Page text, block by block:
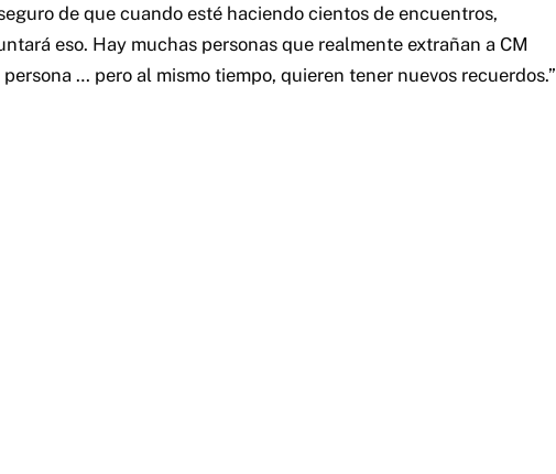
de que cuando esté haciendo cientos de encuentros,
eso. Hay muchas personas que realmente extrañan a CM
… pero al mismo tiempo, quieren tener nuevos recuerdos.”